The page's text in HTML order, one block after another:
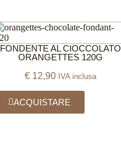
FONDENTE AL CIOCCOLATO
ORANGETTES 120G
€12,90 IVA inclusa
ACQUISTARE